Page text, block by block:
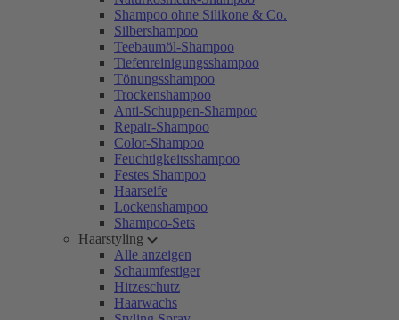
Shampoo ohne Silikone & Co.
Silbershampoo
Teebaumöl-Shampoo
Tiefenreinigungsshampoo
Tönungsshampoo
Trockenshampoo
Anti-Schuppen-Shampoo
Repair-Shampoo
Color-Shampoo
Feuchtigkeitsshampoo
Festes Shampoo
Haarseife
Lockenshampoo
Shampoo-Sets
Haarstyling
Alle anzeigen
Schaumfestiger
Hitzeschutz
Haarwachs